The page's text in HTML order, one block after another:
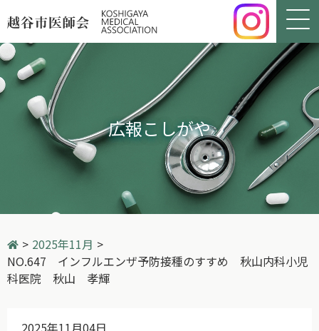
広報こしがや
> 2025年11月 >
NO.647 インフルエンザ予防接種のすすめ 秋山内科小児
科医院 秋山 孝輝
2025年11月04日